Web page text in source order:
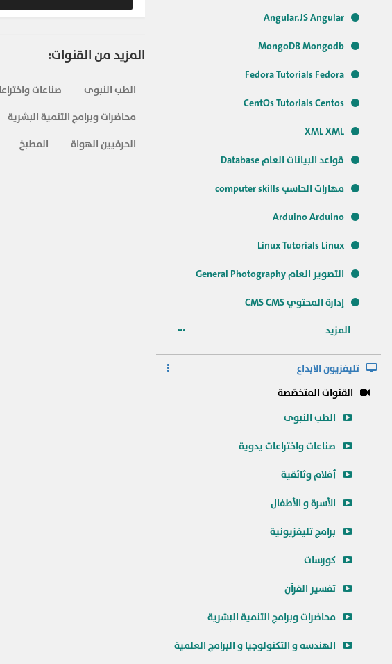
Angular.JS Angular
MongoDB Mongodb
Fedora Tutorials Fedora
CentOs Tutorials Centos
XML XML
قواعد البيانات العام Database
مهارات الحاسب computer skills
Arduino Arduino
Linux Tutorials Linux
التصوير العام General Photography
إدارة المحتوي CMS CMS
المزيد
تليفزيون الابداع
القنوات المتخصّصة
الطب النبوى
صناعات واختراعات يدوية
أفلام وثائقية
الأسرة و الأطفال
برامج تليفزيونية
كورسات
تفسير القرآن
محاضرات وبرامج التنمية البشرية
الهندسه و التكنولوجيا و البرامج العلمية
المزيد من القنوات:
الطب النبوى صناعات
محاضرات وبرامج التنمية البشرية
الحرفيين الهواة
المطبخ